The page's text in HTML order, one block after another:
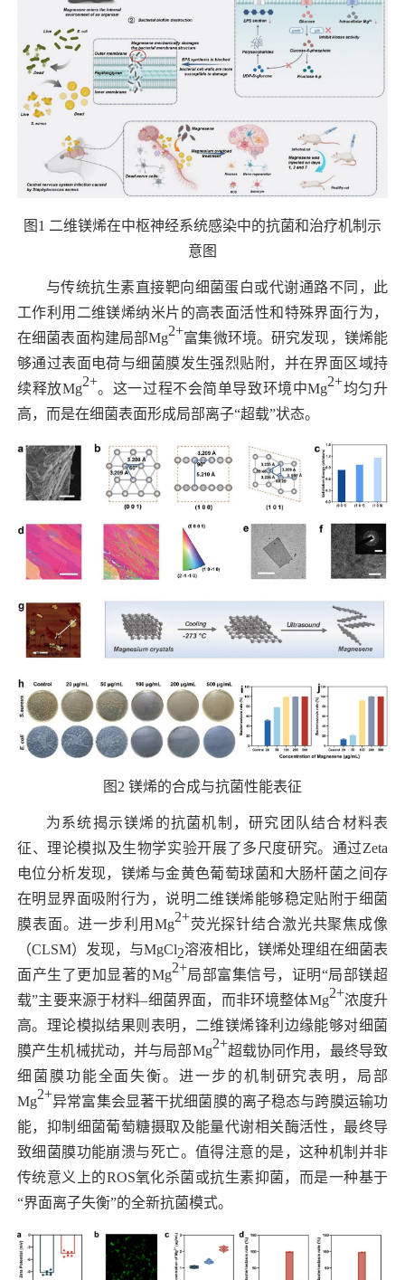
图 1 二维镁烯在中枢神经系统感染中的抗菌和治疗机制示
意图
与传统抗生素直接靶向细菌蛋白或代谢通路不同，此
工作利用二维镁烯纳米片的高表面活性和特殊界面行为，
在细菌表面构建局部Mg2+富集微环境。研究发现，镁烯能
够通过表面电荷与细菌膜发生强烈贴附，并在界面区域持
续释放Mg2+。这一过程不会简单导致环境中Mg2+均匀升
高，而是在细菌表面形成局部离子“超载”状态。
图 2 镁烯的合成与抗菌性能表征
为系统揭示镁烯的抗菌机制，研究团队结合材料表
征、理论模拟及生物学实验开展了多尺度研究。通过Zeta
电位分析发现，镁烯与金黄色葡萄球菌和大肠杆菌之间存
在明显界面吸附行为，说明二维镁烯能够稳定贴附于细菌
膜表面。进一步利用 Mg2+荧光探针结合激光共聚焦成像
（CLSM）发现，与MgCl2溶液相比，镁烯处理组在细菌表
面产生了更加显著的Mg2+局部富集信号，证明“局部镁超
载”主要来源于材料–细菌界面，而非环境整体Mg2+浓度升
高。理论模拟结果则表明，二维镁烯锋利边缘能够对细菌
膜产生机械扰动，并与局部Mg2+超载协同作用，最终导致
细菌膜功能全面失衡。进一步的机制研究表明，局部
Mg2+异常富集会显著干扰细菌膜的离子稳态与跨膜运输功
能，抑制细菌葡萄糖摄取及能量代谢相关酶活性，最终导
致细菌膜功能崩溃与死亡。值得注意的是，这种机制并非
传统意义上的ROS氧化杀菌或抗生素抑菌，而是一种基于
“界面离子失衡”的全新抗菌模式。